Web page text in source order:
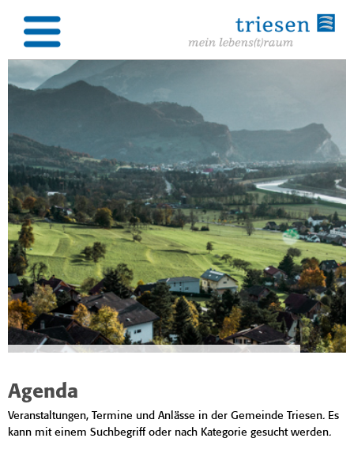
Agenda
Veranstaltungen, Termine und Anlässe in der Gemeinde Triesen. Es
kann mit einem Suchbegriff oder nach Kategorie gesucht werden.